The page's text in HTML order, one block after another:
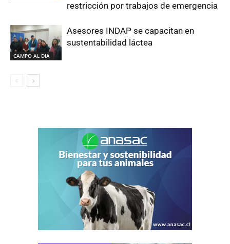
restricción por trabajos de emergencia
CAMPO AL DIA
Asesores INDAP se capacitan en
sustentabilidad láctea